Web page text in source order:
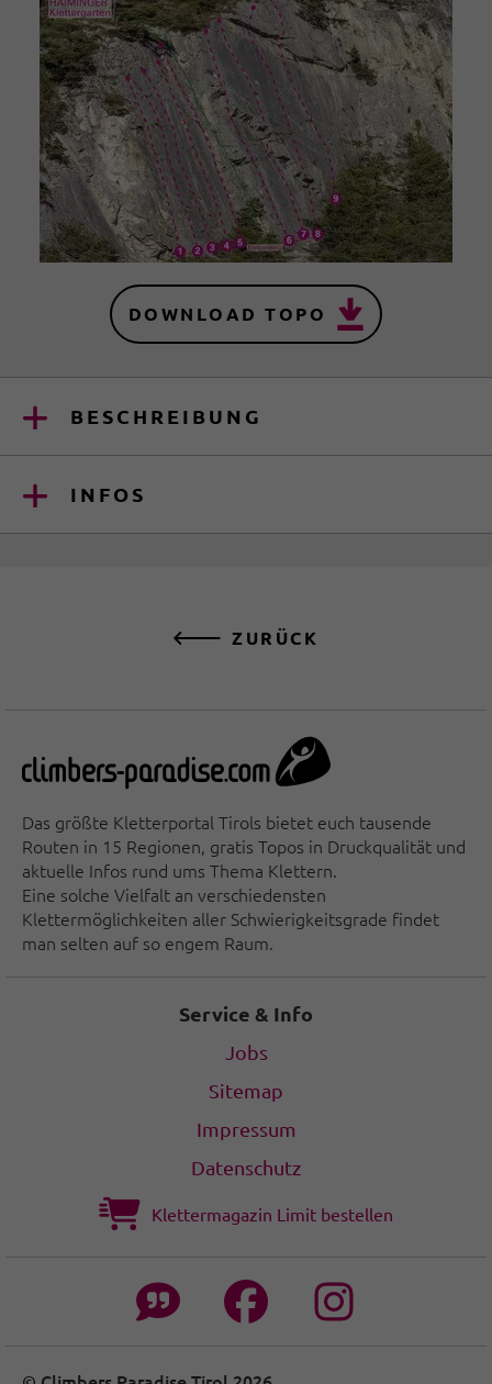
DOWNLOAD TOPO
BESCHREIBUNG
INFOS
ZURÜCK
Das größte Kletterportal Tirols bietet euch tausende
Routen in 15 Regionen, gratis Topos in Druckqualität und
aktuelle Infos rund ums Thema Klettern.
Eine solche Vielfalt an verschiedensten
Klettermöglichkeiten aller Schwierigkeitsgrade findet
man selten auf so engem Raum.
Service & Info
Jobs
Sitemap
Impressum
Datenschutz
Klettermagazin Limit bestellen